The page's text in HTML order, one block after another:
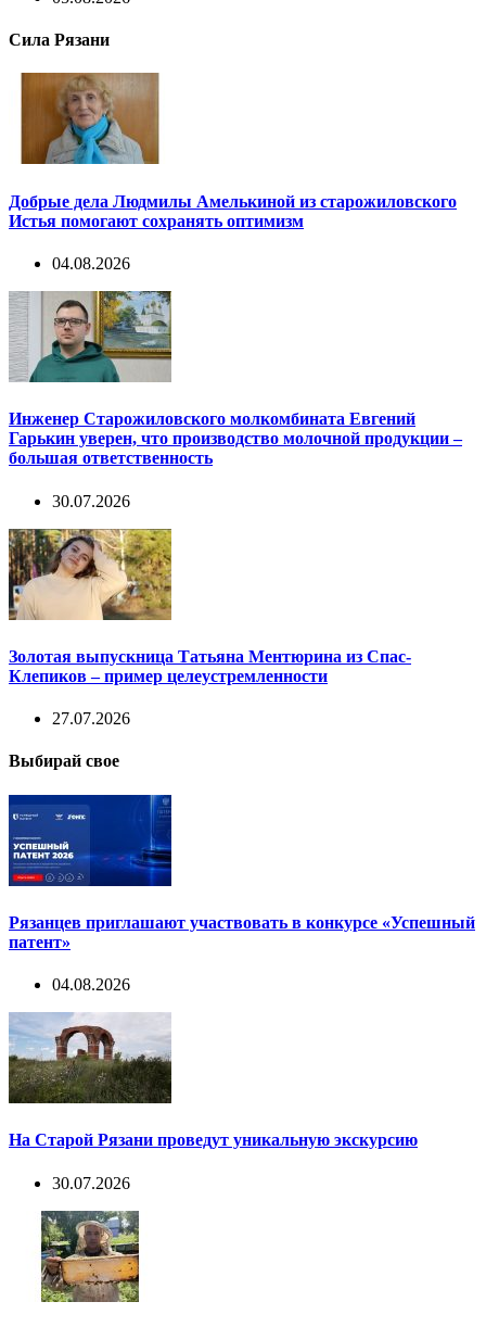
Сила Рязани
Добрые дела Людмилы Амелькиной из старожиловского
Истья помогают сохранять оптимизм
04.08.2026
Инженер Старожиловского молкомбината Евгений
Гарькин уверен, что производство молочной продукции –
большая ответственность
30.07.2026
Золотая выпускница Татьяна Ментюрина из Спас-
Клепиков – пример целеустремленности
27.07.2026
Выбирай свое
Рязанцев приглашают участвовать в конкурсе «Успешный
патент»
04.08.2026
На Старой Рязани проведут уникальную экскурсию
30.07.2026